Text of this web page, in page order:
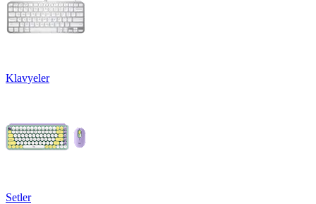
Klavyeler
Setler